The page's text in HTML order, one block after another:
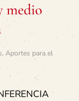
medio
, Aportes para el